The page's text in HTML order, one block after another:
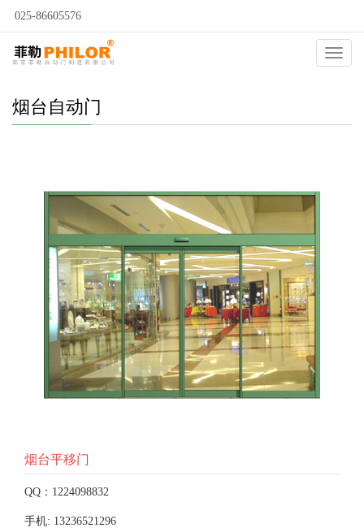
025-86605576
自动门
烟台自动门
烟台平移门
QQ：1224098832
手机: 13236521296